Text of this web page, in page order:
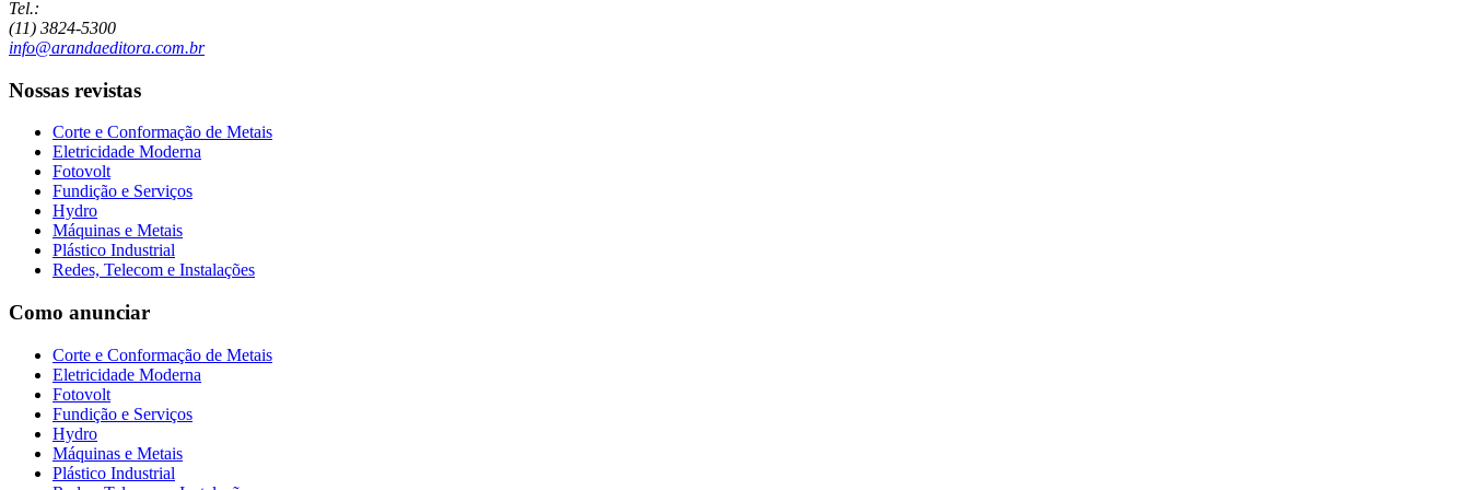
Tel.:
(11) 3824-5300
info@arandaeditora.com.br
Nossas revistas
Corte e Conformação de Metais
Eletricidade Moderna
Fotovolt
Fundição e Serviços
Hydro
Máquinas e Metais
Plástico Industrial
Redes, Telecom e Instalações
Como anunciar
Corte e Conformação de Metais
Eletricidade Moderna
Fotovolt
Fundição e Serviços
Hydro
Máquinas e Metais
Plástico Industrial